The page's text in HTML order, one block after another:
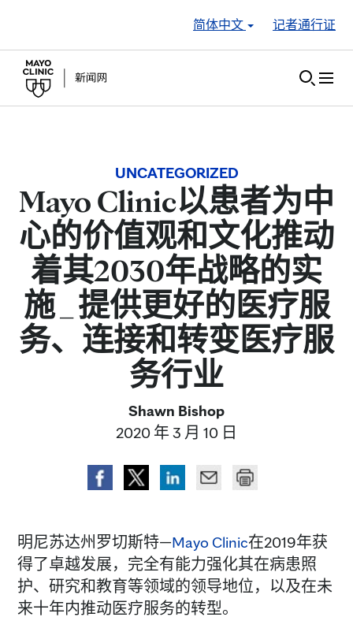
简体中文
记者通行证
UNCATEGORIZED
Mayo Clinic以患者为中
心的价值观和文化推动
着其2030年战略的实
施 _ 提供更好的医疗服
务、连接和转变医疗服
务行业
Shawn Bishop
2020 年 3 月 10 日
明尼苏达州罗切斯特—Mayo Clinic在2019年获
得了卓越发展，完全有能力强化其在病患照
护、研究和教育等领域的领导地位，以及在未
来十年内推动医疗服务的转型。